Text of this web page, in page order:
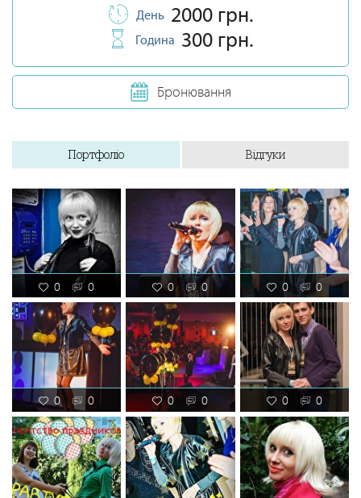
День 2000 грн.
Година 300 грн.
Бронювання
Портфоліо Відгуки
0 0 0 0 0 0
0 0 0 0 0 0